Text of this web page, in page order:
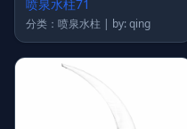
喷泉水柱71
分类：喷泉水柱 | by: qing